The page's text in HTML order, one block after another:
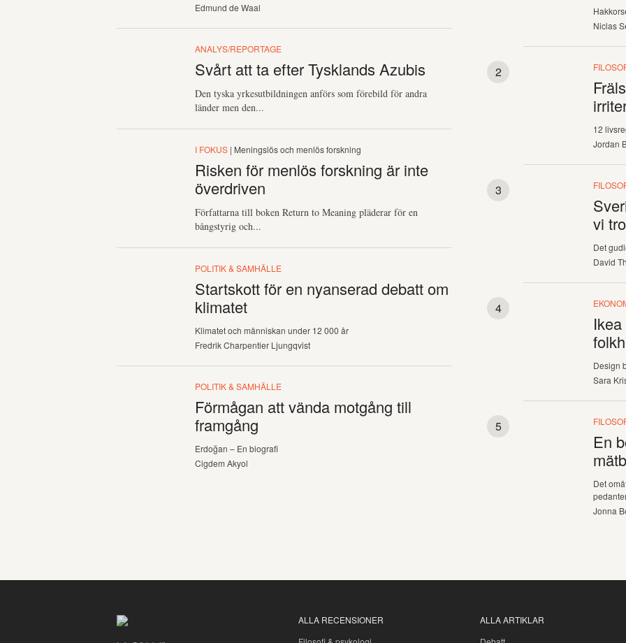
Edmund de Waal
ANALYS/REPORTAGE
Svårt att ta efter Tysklands Azubis
Den tyska yrkesutbildningen anförs som förebild för andra
länder men den...
I FOKUS | Meningslös och menlös forskning
Risken för menlös forskning är inte
överdriven
Författarna till boken Return to Meaning pläderar för en
bångstyrig och...
POLITIK & SAMHÄLLE
Startskott för en nyanserad debatt om
klimatet
Klimatet och människan under 12 000 år
Fredrik Charpentier Ljungqvist
POLITIK & SAMHÄLLE
Förmågan att vända motgång till
framgång
Erdoğan – En biografi
Cigdem Akyol
Niclas
12
Jordan
vi
Det
David
Design
Sara
En
Det
Jonna
ALLA RECENSIONER
ALLA ARTIKLAR